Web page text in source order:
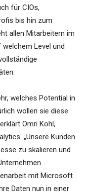
für CIOs,
bis hin zum
allen Mitarbeitern im
Level und
welches Potential in
wollen sie diese
Omri Kohl,
„Unsere Kunden
zu skalieren und
mit Microsoft
Daten nun in einer